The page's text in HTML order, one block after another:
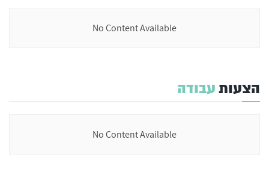
No Content Available
הצעותעבודה
No Content Available